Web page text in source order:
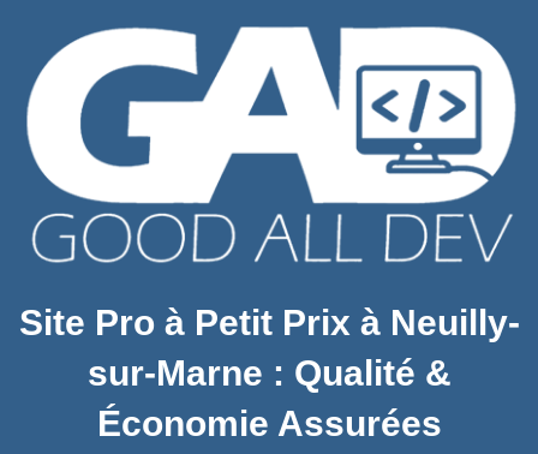
Site Pro à Petit Prix à Neuilly-
sur-Marne : Qualité &
Économie Assurées